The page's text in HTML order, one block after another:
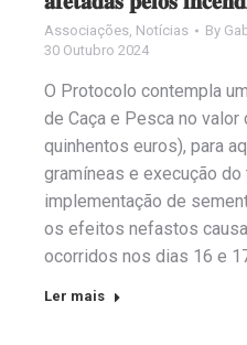
Associações Notícias By
30 Outubro 2024
O Protocolo contempla
de Caça e Pesca no valor
quinhentos euros), para
gramíneas e execução do
implementação de
os efeitos nefastos
ocorridos nos dias 16 e
Ler mais